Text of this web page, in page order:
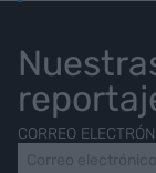
CORREO